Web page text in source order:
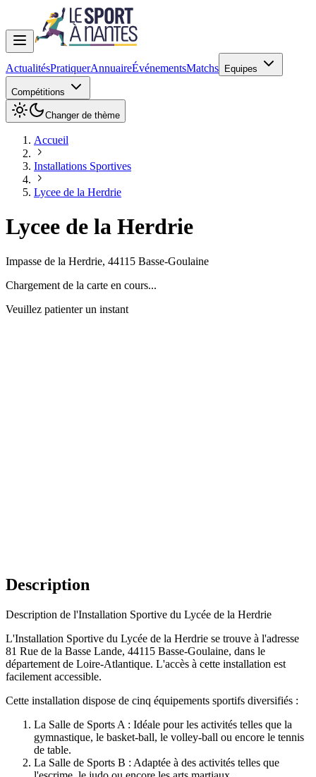
ActualitésPratiquerAnnuaireÉvénementsMatchs Equipes
Compétitions
Changer de thème
Accueil
Installations Sportives
Lycee de la Herdrie
Lycee de la Herdrie
Impasse de la Herdrie, 44115 Basse-Goulaine
Chargement de la carte en cours...
Veuillez patienter un instant
Description
Description de l'Installation Sportive du Lycée de la Herdrie
L'Installation Sportive du Lycée de la Herdrie se trouve à l'adresse
81 Rue de la Basse Lande, 44115 Basse-Goulaine, dans le
département de Loire-Atlantique. L'accès à cette installation est
facilement accessible.
Cette installation dispose de cinq équipements sportifs diversifiés :
La Salle de Sports A : Idéale pour les activités telles que la
gymnastique, le basket-ball, le volley-ball ou encore le tennis
de table.
La Salle de Sports B : Adaptée à des activités telles que